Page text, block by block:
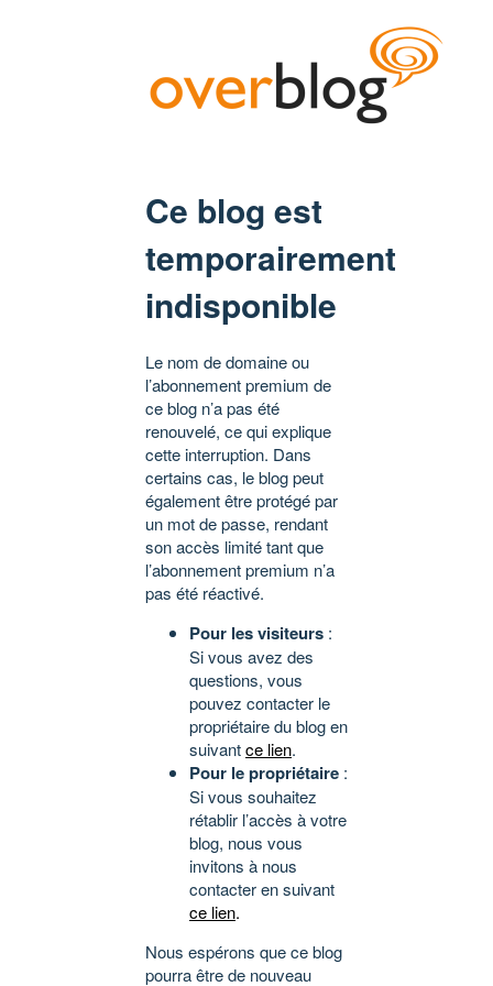
Ce blog est
temporairement
indisponible
Le nom de domaine ou
l’abonnement premium de
ce blog n’a pas été
renouvelé, ce qui explique
cette interruption. Dans
certains cas, le blog peut
également être protégé par
un mot de passe, rendant
son accès limité tant que
l’abonnement premium n’a
pas été réactivé.
Pour les visiteurs :
Si vous avez des
questions, vous
pouvez contacter le
propriétaire du blog en
suivantce lien.
Pour le propriétaire :
Si vous souhaitez
rétablir l’accès à votre
blog, nous vous
invitons à nous
contacter en suivant
ce lien.
Nous espérons que ce blog
pourra être de nouveau